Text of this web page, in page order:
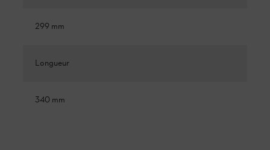
299 mm
Longueur
340 mm